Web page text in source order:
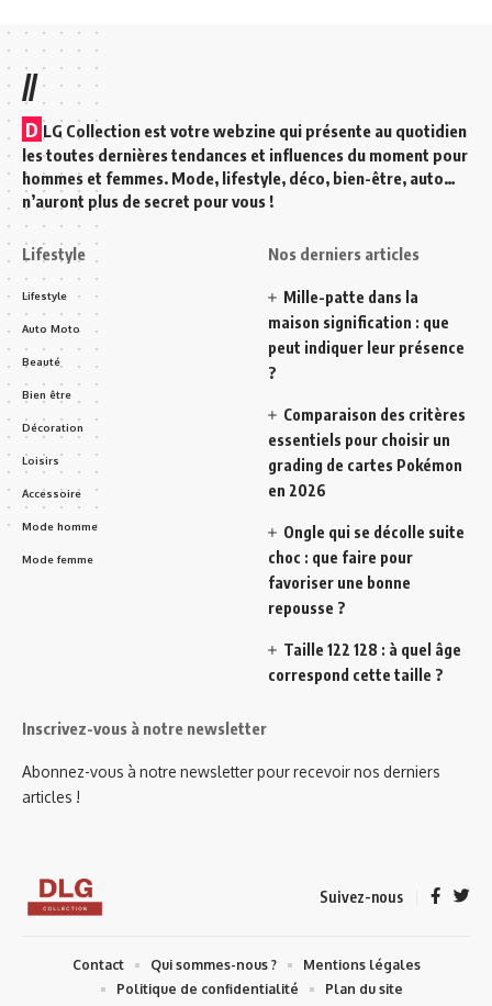
//
D LG Collection est votre webzine qui présente au quotidien
les toutes dernières tendances et influences du moment pour
hommes et femmes. Mode, lifestyle, déco, bien-être, auto…
n’auront plus de secret pour vous !
Lifestyle
Lifestyle
Auto Moto
Beauté
Bien être
Décoration
Loisirs
Accessoire
Mode homme
Mode femme
Nos derniers articles
Mille-patte dans la
maison signification : que
peut indiquer leur présence
?
Comparaison des critères
essentiels pour choisir un
grading de cartes Pokémon
en 2026
Ongle qui se décolle suite
choc : que faire pour
favoriser une bonne
repousse ?
Taille 122 128 : à quel âge
correspond cette taille ?
Inscrivez-vous à notre newsletter
Abonnez-vous à notre newsletter pour recevoir nos derniers
articles !
Suivez-nous
Contact Qui sommes-nous ?
Mentions légales
Politique de confidentialité
Plan du site